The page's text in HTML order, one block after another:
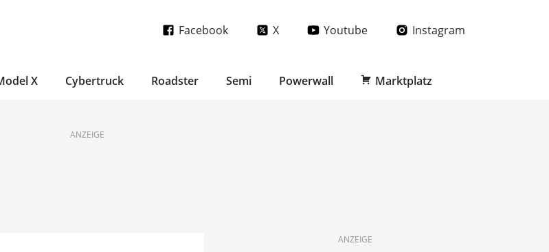
Facebook X Youtube Instagram
X Cybertruck Roadster Semi Powerwall Marktplatz
ANZEIGE
ANZEIGE